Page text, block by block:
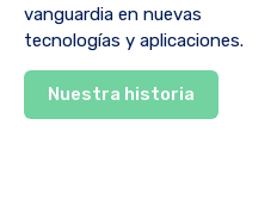
vanguardia en nuevas
tecnologías y aplicaciones.
Nuestra historia